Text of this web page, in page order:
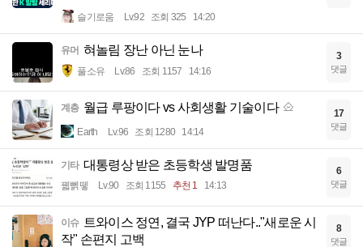
슬기로움 Lv.92 조회 325 14:20
유머 혀놀림 장난 아닌 눈나
풀소유 Lv.86 조회 1157 14:16
3
댓글
계층 월급 루팡이다 vs 사회생활 기술이다
Earth Lv.96 조회 1280 14:14
17
댓글
기타 대통령상 받은 초등학생 발명품
꿻뻵뗗 Lv.90 조회 1155 추천 1 14:13
6
댓글
이슈
트와이스 정연, 결국 JYP 떠난다.."새로운 시
작" 손편지 고백
8
댓글